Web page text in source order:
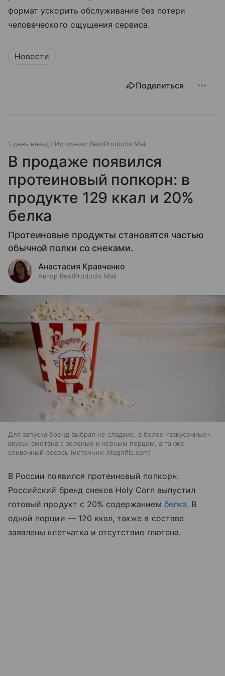
формат ускорить обслуживание без потери
человеческого ощущения сервиса.
Новости
Поделиться
1 день назад Источник: BestProducts Mail
В продаже появился
протеиновый попкорн: в
продукте 129 ккал и 20%
белка
Протеиновые продукты становятся частью
обычной полки со снеками.
Анастасия Кравченко
Автор BestProducts Mail
Для запуска бренд выбрал не сладкие, а более «закусочные»
вкусы: сметана с зеленью и черным перцем, а также
сливочный лосось
источник: Magnific.com
В России появился протеиновый попкорн.
Российский бренд снеков Holy Corn выпустил
готовый продукт с 20% содержанием белка. В
одной порции — 120 ккал, также в составе
заявлены клетчатка и отсутствие глютена.